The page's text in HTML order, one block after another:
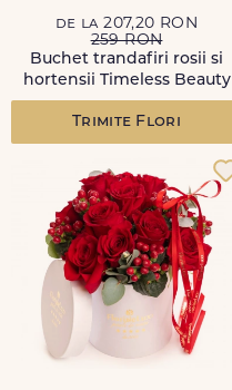
de la 207,20 RON
259 RON
Buchet trandafiri rosii si
hortensii Timeless Beauty
Trimite Flori